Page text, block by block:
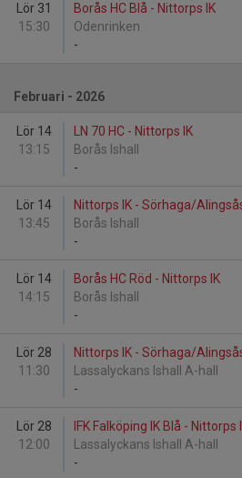
Lör 31
15:30
Borås HC Blå - Nittorps IK
Odenrinken
-
Februari - 2026
Lör 14
13:15
LN 70 HC - Nittorps IK
Borås Ishall
-
Lör 14
13:45
Nittorps IK - Sörhaga/
Borås Ishall
-
Lör 14
14:15
Borås HC Röd - Nittorps IK
Borås Ishall
-
Lör 28
11:30
Nittorps IK - Sörhaga/
Lassalyckans Ishall A-hall
-
Lör 28
12:00
IFK Falköping IK Blå - Nittorps
Lassalyckans Ishall A-hall
-